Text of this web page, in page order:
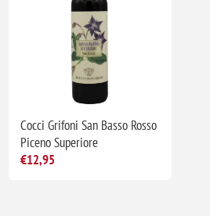
Cocci Grifoni San Basso Rosso
Piceno Superiore
€12,95